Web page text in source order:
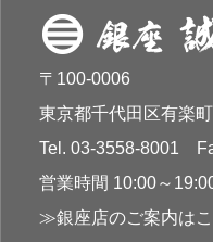
〒100-0006
東京都千代田区有楽
Tel. 03-3558-8001
営業時間 10:00～
≫銀座店のご案内は